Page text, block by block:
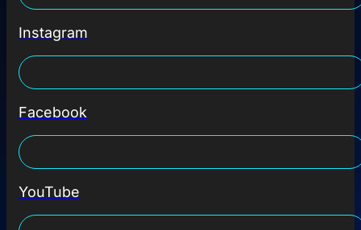
Instagram
Facebook
YouTube